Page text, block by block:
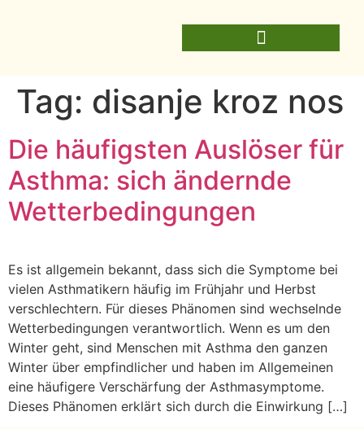
Tag: disanje kroz nos
Die häufigsten Auslöser für
Asthma: sich ändernde
Wetterbedingungen
Es ist allgemein bekannt, dass sich die Symptome bei
vielen Asthmatikern häufig im Frühjahr und Herbst
verschlechtern. Für dieses Phänomen sind wechselnde
Wetterbedingungen verantwortlich. Wenn es um den
Winter geht, sind Menschen mit Asthma den ganzen
Winter über empfindlicher und haben im Allgemeinen
eine häufigere Verschärfung der Asthmasymptome.
Dieses Phänomen erklärt sich durch die Einwirkung […]